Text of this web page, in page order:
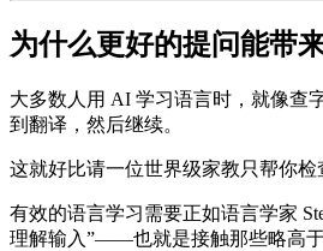
为什么更好的提问能带
大多数人用 AI 学习语言时，就像查
到翻译，然后继续。
这就好比请一位世界级家教只帮你检
有效的语言学习需要正如语言学家
理解输入”——也就是接触那些略高